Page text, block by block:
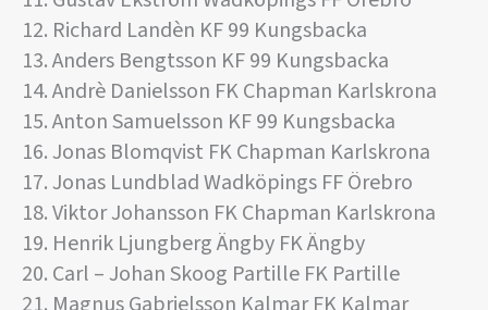
12. Richard Landèn KF 99 Kungsbacka
13. Anders Bengtsson KF 99 Kungsbacka
14. Andrè Danielsson FK Chapman Karlskrona
15. Anton Samuelsson KF 99 Kungsbacka
16. Jonas Blomqvist FK Chapman Karlskrona
17. Jonas Lundblad Wadköpings FF Örebro
18. Viktor Johansson FK Chapman Karlskrona
19. Henrik Ljungberg Ängby FK Ängby
20. Carl – Johan Skoog Partille FK Partille